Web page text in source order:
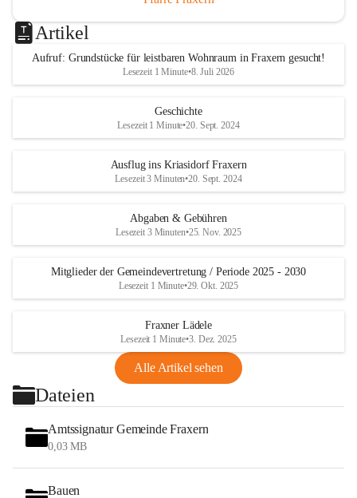
Artikel
Aufruf: Grundstücke für leistbaren Wohnraum in Fraxern gesucht!
Lesezeit 1 Minute•8. Juli 2026
Geschichte
Lesezeit 1 Minute•20. Sept. 2024
Ausflug ins Kriasidorf Fraxern
Lesezeit 3 Minuten•20. Sept. 2024
Abgaben & Gebühren
Lesezeit 3 Minuten•25. Nov. 2025
Mitglieder der Gemeindevertretung / Periode 2025 - 2030
Lesezeit 1 Minute•29. Okt. 2025
Fraxner Lädele
Lesezeit 1 Minute•3. Dez. 2025
Alle Artikel sehen
Dateien
Amtssignatur Gemeinde Fraxern
0,03 MB
Bauen